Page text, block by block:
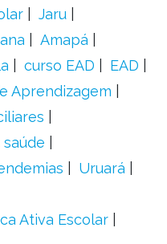
Jaru
Amapá
curso EAD
EAD
Aprendizagem
Uruará
Ativa Escolar